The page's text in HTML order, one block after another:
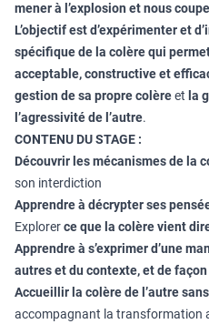
mener à l’explosion et nous
L’objectif est d’expérimenter et
spécifique de la colère qui
acceptable, constructive et
gestion de sa propre colèreet la
l’agressivité de l’autre.
CONTENU DU STAGE :
Découvrir les mécanismes de la
son interdiction
Apprendre à décrypter ses
Explorerce que la colère vient
Apprendre à s’exprimer d’une
autres et du contexte, et de
Accueillir la colère de l’autre
accompagnant la transformation